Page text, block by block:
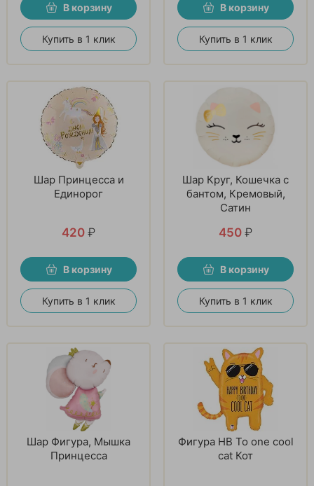
В корзину
Купить в 1 клик
В корзину
Купить в 1 клик
Шар Принцесса и
Единорог
420 ₽
В корзину
Купить в 1 клик
Шар Круг, Кошечка с
бантом, Кремовый,
Сатин
450 ₽
В корзину
Купить в 1 клик
Шар Фигура, Мышка
Принцесса
Фигура HB To one cool
cat Кот